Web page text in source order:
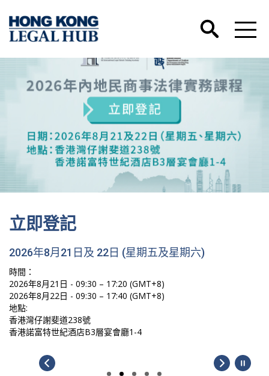
立即登記
2026年8月21日及 22日 (星期五及星期六)
時間：
2026年8月21日 - 09:30 – 17:20 (GMT+8)
2026年8月22日 - 09:30 – 17:40 (GMT+8)
地點:
香港灣仔謝斐道238號
香港諾富特世紀酒店B3層宴會廳1-4